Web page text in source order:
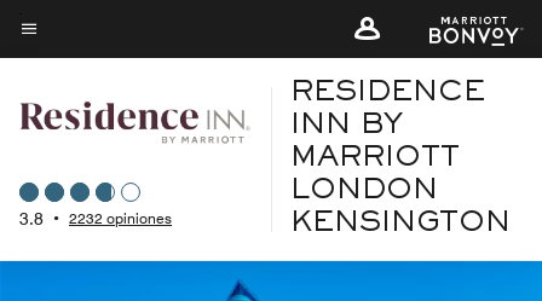
Skip
to
content
Texto del menú
3.8 • 2232 opiniones
RESIDENCE
INN BY
MARRIOTT
LONDON
KENSINGTON